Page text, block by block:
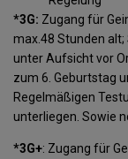
*3G: Zugang für
max.48 Stunden
unter Aufsicht vor
zum 6. Geburtstag
Regelmäßigen
unterliegen. Sowie
*3G+: Zugang für